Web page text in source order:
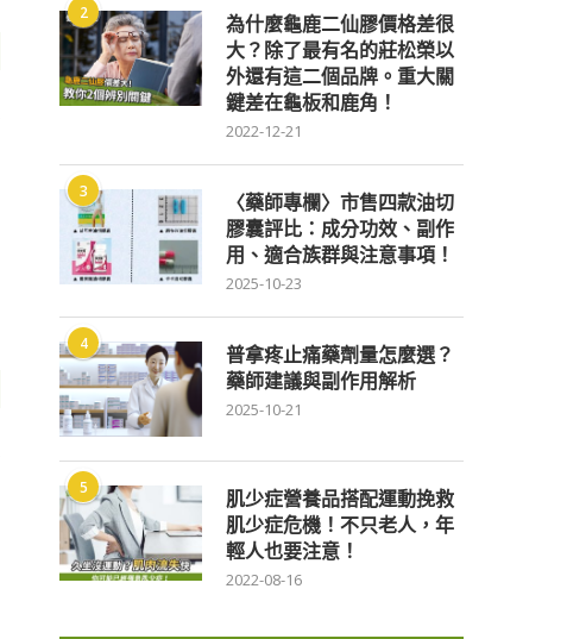
2
為什麼龜鹿二仙膠價格差很
大？除了最有名的莊松榮以
外還有這二個品牌。重大關
鍵差在龜板和鹿角！
2022-12-21
3
〈藥師專欄〉市售四款油切
膠囊評比：成分功效、副作
用、適合族群與注意事項！
2025-10-23
4
普拿疼止痛藥劑量怎麼選？
藥師建議與副作用解析
2025-10-21
5
肌少症營養品搭配運動挽救
肌少症危機！不只老人，年
輕人也要注意！
2022-08-16